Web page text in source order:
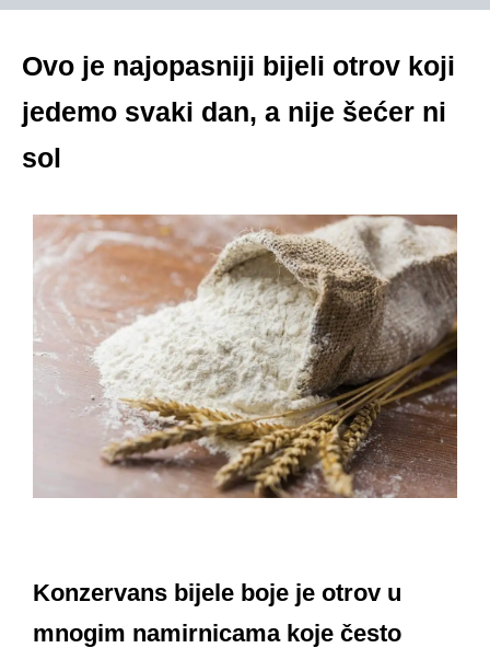
Ovo je najopasniji bijeli otrov koji
jedemo svaki dan, a nije šećer ni
sol
Konzervans bijele boje je otrov u
mnogim namirnicama koje često